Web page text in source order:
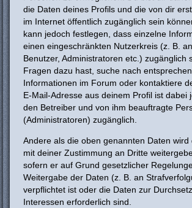
die Daten deines Profils und die von dir
im Internet öffentlich zugänglich sein
kann jedoch festlegen, dass einzelne
einen eingeschränkten Nutzerkreis (z. B.
Benutzer, Administratoren etc.) zugänglich
Fragen dazu hast, suche nach
Informationen im Forum oder kontaktiere
E-Mail-Adresse aus deinem Profil ist dabei
den Betreiber und von ihm beauftragte
(Administratoren) zugänglich.
Andere als die oben genannten Daten
mit deiner Zustimmung an Dritte
sofern er auf Grund gesetzlicher
Weitergabe der Daten (z. B. an
verpflichtet ist oder die Daten zur
Interessen erforderlich sind.